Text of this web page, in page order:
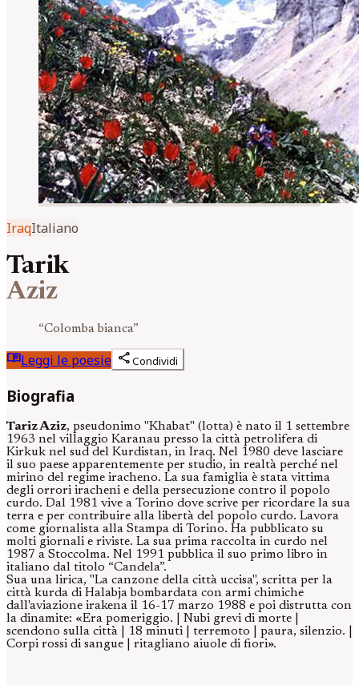
IraqItaliano
Tarik
Aziz
“Colomba bianca”
menu_bookLeggi le poesie shareCondividi
Biografia
Tariz Aziz, pseudonimo "Khabat" (lotta) è nato il 1 settembre
1963 nel villaggio Karanau presso la città petrolifera di
Kirkuk nel sud del Kurdistan, in Iraq. Nel 1980 deve lasciare
il suo paese apparentemente per studio, in realtà perché nel
mirino del regime iracheno. La sua famiglia è stata vittima
degli orrori iracheni e della persecuzione contro il popolo
curdo. Dal 1981 vive a Torino dove scrive per ricordare la sua
terra e per contribuire alla libertà del popolo curdo. Lavora
come giornalista alla Stampa di Torino. Ha pubblicato su
molti giornali e riviste. La sua prima raccolta in curdo nel
1987 a Stoccolma. Nel 1991 pubblica il suo primo libro in
italiano dal titolo “Candela”.
Sua una lirica, "La canzone della città uccisa", scritta per la
città kurda di Halabja bombardata con armi chimiche
dall'aviazione irakena il 16-17 marzo 1988 e poi distrutta con
la dinamite: «Era pomeriggio. | Nubi grevi di morte |
scendono sulla città | 18 minuti | terremoto | paura, silenzio. |
Corpi rossi di sangue | ritagliano aiuole di fiori».